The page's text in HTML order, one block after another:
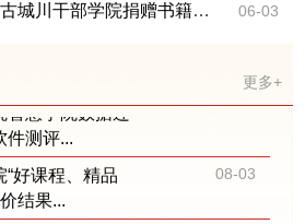
王纪言先生向内蒙古城川干部学院捐赠书籍史料 06-03
更多+
智慧学院数据迁
测评...
05-13
好课程、精品
结果...
08-03